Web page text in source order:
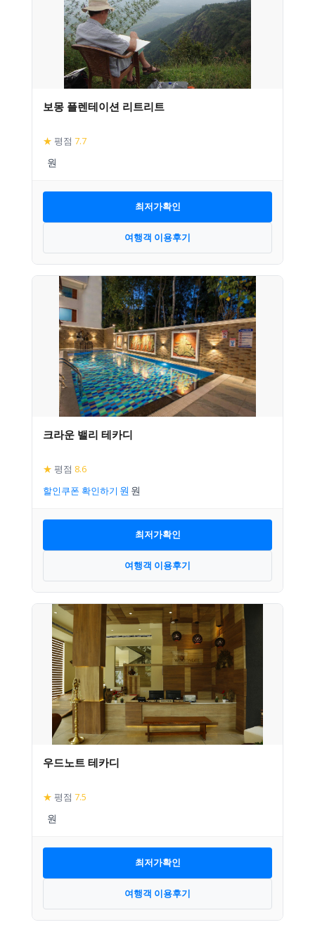
보몽 플렌테이션 리트리트
★ 평점 7.7
최저가확인
여행객 이용후기
크라운 밸리 테카디
★ 평점 8.6
할인쿠폰 확인하기
최저가확인
여행객 이용후기
우드노트 테카디
★ 평점 7.5
최저가확인
여행객 이용후기